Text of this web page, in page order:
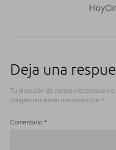
Deja una
Tu dirección de correo electrónico no
obligatorios están marcados con *
Comentario *